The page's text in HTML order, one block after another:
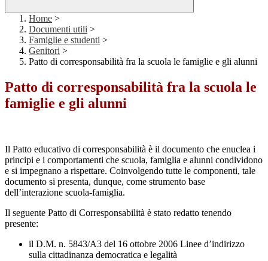
Home >
Documenti utili >
Famiglie e studenti >
Genitori >
Patto di corresponsabilità fra la scuola le famiglie e gli alunni
Patto di corresponsabilità fra la scuola le
famiglie e gli alunni
Il Patto educativo di corresponsabilità è il documento che enuclea i
principi e i comportamenti che scuola, famiglia e alunni condividono
e si impegnano a rispettare. Coinvolgendo tutte le componenti, tale
documento si presenta, dunque, come strumento base
dell’interazione scuola-famiglia.
Il seguente Patto di Corresponsabilità è stato redatto tenendo
presente:
il D.M. n. 5843/A3 del 16 ottobre 2006 Linee d’indirizzo
sulla cittadinanza democratica e legalità